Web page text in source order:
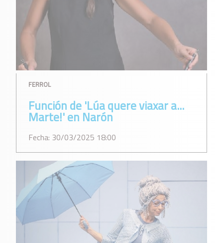
FERROL
Función de 'Lúa quere viaxar a...
Marte!' en Narón
Fecha: 30/03/2025 18:00